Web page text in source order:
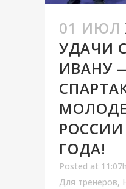
01 ИЮЛ
УДАЧИ
ИВАНУ
РОССИИ
ГОДА!
Posted at 11:07h
Для тренеров,